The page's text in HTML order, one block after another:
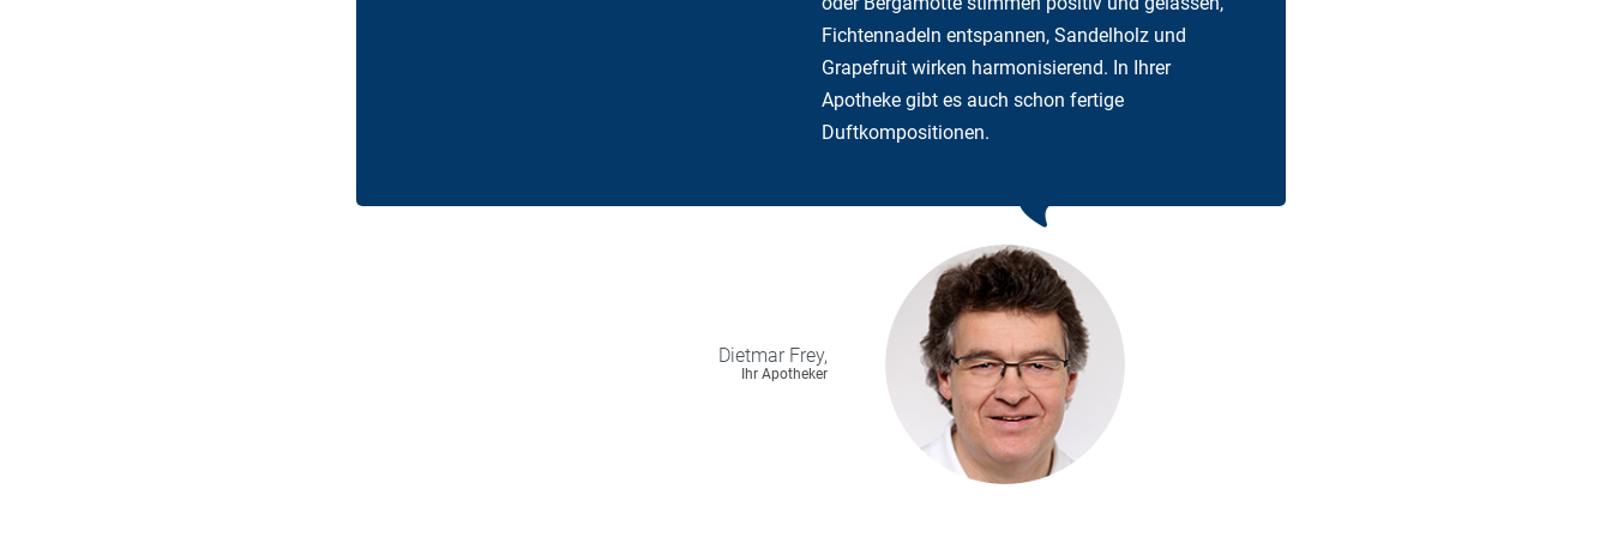
Fichtennadeln entspannen, Sandelholz und
Grapefruit wirken harmonisierend. In Ihrer
Apotheke gibt es auch schon fertige
Duftkompositionen.
Dietmar Frey,
Ihr Apotheker